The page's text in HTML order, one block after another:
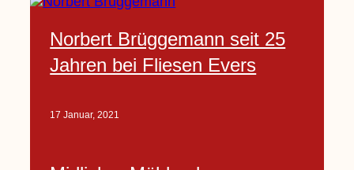
Norbert Brüggemann seit 25
Jahren bei Fliesen Evers
17 Januar, 2021